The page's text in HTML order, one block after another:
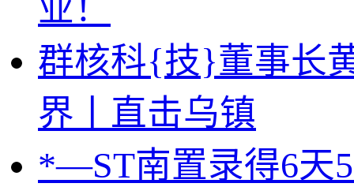
业！
群核科{技}董事长
界丨直击乌镇
*—ST南置录得6天